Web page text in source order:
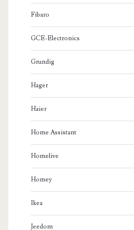
Fibaro
GCE-Electronics
Grundig
Hager
Haier
Home Assistant
Homelive
Homey
Ikea
Jeedom